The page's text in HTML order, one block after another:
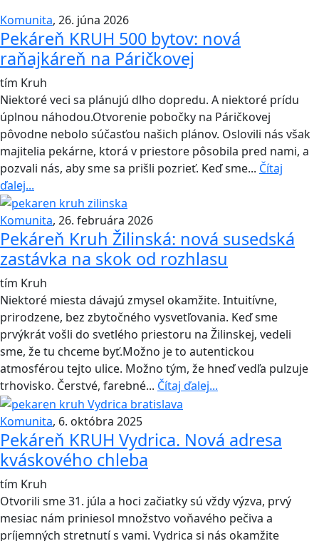
Komunita, 26. júna 2026
Pekáreň KRUH 500 bytov: nová
raňajkáreň na Páričkovej
tím Kruh
Niektoré veci sa plánujú dlho dopredu. A niektoré prídu
úplnou náhodou.Otvorenie pobočky na Páričkovej
pôvodne nebolo súčasťou našich plánov. Oslovili nás však
majitelia pekárne, ktorá v priestore pôsobila pred nami, a
pozvali nás, aby sme sa prišli pozrieť. Keď sme... Čítaj
ďalej...
Komunita, 26. februára 2026
Pekáreň Kruh Žilinská: nová susedská
zastávka na skok od rozhlasu
tím Kruh
Niektoré miesta dávajú zmysel okamžite. Intuitívne,
prirodzene, bez zbytočného vysvetľovania. Keď sme
prvýkrát vošli do svetlého priestoru na Žilinskej, vedeli
sme, že tu chceme byť.Možno je to autentickou
atmosférou tejto ulice. Možno tým, že hneď vedľa pulzuje
trhovisko. Čerstvé, farebné... Čítaj ďalej...
Komunita, 6. októbra 2025
Pekáreň KRUH Vydrica. Nová adresa
kváskového chleba
tím Kruh
Otvorili sme 31. júla a hoci začiatky sú vždy výzva, prvý
mesiac nám priniesol množstvo voňavého pečiva a
príjemných stretnutí s vami. Vydrica si nás okamžite